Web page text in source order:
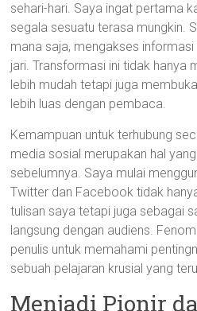
sehari-hari. Saya ingat pertama
segala sesuatu terasa mungkin.
mana saja, mengakses
jari. Transformasi ini tidak hanya
lebih mudah tetapi juga
lebih luas dengan pembaca.
Kemampuan untuk terhubung
media sosial merupakan hal
sebelumnya. Saya mulai
Twitter dan Facebook tidak
tulisan saya tetapi juga sebagai
langsung dengan audiens.
penulis untuk memahami
sebuah pelajaran krusial yang
Menjadi Pionir